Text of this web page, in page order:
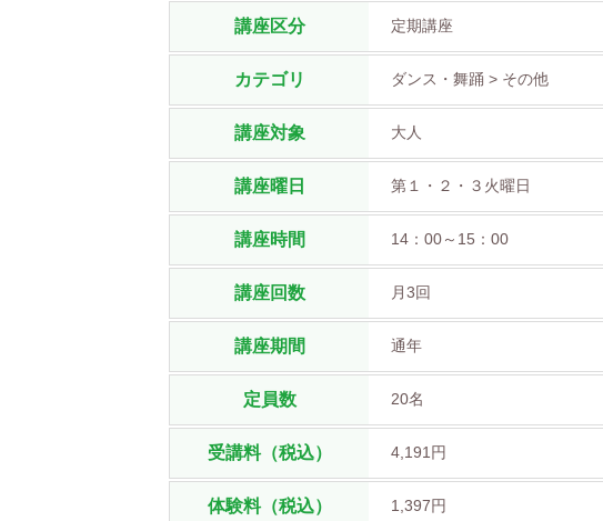
講座区分 定期講座
カテゴリ ダンス・舞踊 > その他
講座対象 大人
講座曜日 第１・２・３火曜日
講座時間 14：00～15：00
講座回数 月3回
講座期間 通年
定員数 20名
受講料（税込） 4,191円
体験料（税込） 1,397円